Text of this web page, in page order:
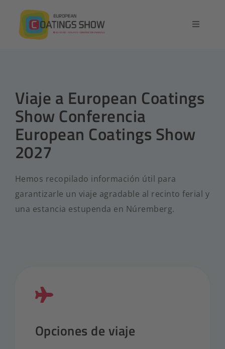
contenido
Alternar
Exposición
Conferencia
Contacto
Viaje a European Coatings
Show Conferencia
European Coatings Show
2027
Hemos recopilado información útil para
garantizarle un viaje agradable al recinto ferial y
una estancia estupenda en Núremberg.
Opciones de viaje